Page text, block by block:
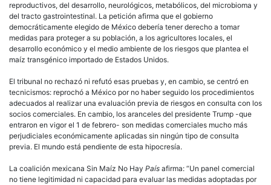
reproductivos, del desarrollo, neurológicos, metabólicos, del microbioma y
del tracto gastrointestinal. La petición afirma que el gobierno
democráticamente elegido de México debería tener derecho a tomar
medidas para proteger a su población, a los agricultores locales, el
desarrollo económico y el medio ambiente de los riesgos que plantea el
maíz transgénico importado de Estados Unidos.
El tribunal no rechazó ni refutó esas pruebas y, en cambio, se centró en
tecnicismos: reprochó a México por no haber seguido los procedimientos
adecuados al realizar una evaluación previa de riesgos en consulta con los
socios comerciales. En cambio, los aranceles del presidente Trump -que
entraron en vigor el 1 de febrero- son medidas comerciales mucho más
perjudiciales económicamente aplicadas sin ningún tipo de consulta
previa. El mundo está pendiente de esta hipocresía.
La coalición mexicana Sin Maíz No Hay País afirma: “Un panel comercial
no tiene legitimidad ni capacidad para evaluar las medidas adoptadas por